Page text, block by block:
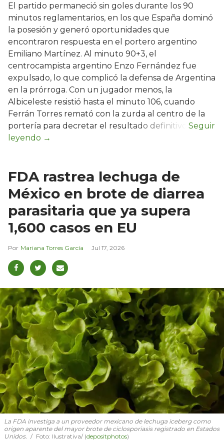
El partido permaneció sin goles durante los 90
minutos reglamentarios, en los que España dominó
la posesión y generó oportunidades que
encontraron respuesta en el portero argentino
Emiliano Martínez. Al minuto 90+3, el
centrocampista argentino Enzo Fernández fue
expulsado, lo que complicó la defensa de Argentina
en la prórroga. Con un jugador menos, la
Albiceleste resistió hasta el minuto 106, cuando
Ferrán Torres remató con la zurda al centro de la
portería para decretar el resultado definitivo.
FDA rastrea lechuga de
México en brote de diarrea
parasitaria que ya supera
1,600 casos en EU
Mariana Torres García Jul 17, 2026
La FDA investiga a un proveedor mexicano de lechuga iceberg como
origen aparente del mayor brote de ciclosporiasis registrado en Estados
Unidos.
Foto: Ilustrativa/ (depositphotos)